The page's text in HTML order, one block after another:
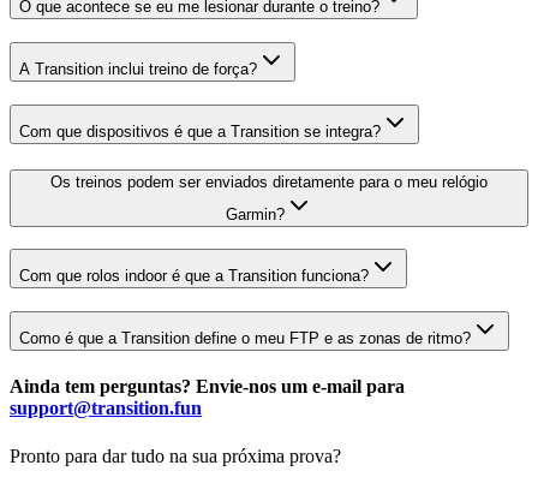
O que acontece se eu me lesionar durante o treino?
A Transition inclui treino de força?
Com que dispositivos é que a Transition se integra?
Os treinos podem ser enviados diretamente para o meu relógio
Garmin?
Com que rolos indoor é que a Transition funciona?
Como é que a Transition define o meu FTP e as zonas de ritmo?
Ainda tem perguntas? Envie-nos um e-mail para
support@transition.fun
Pronto para dar tudo na sua próxima prova?